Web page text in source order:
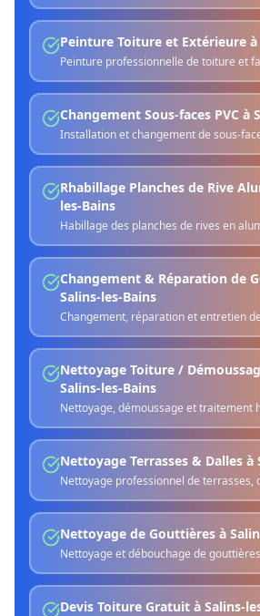
Peinture Toiture et Extérieure à
Peinture professionnelle de toiture et
Changement Sous-faces PVC à
Installation et changement de sous-
Rhabillage Planches de Rive
les-Bains
Habillage des planches de rives en
Changement & Réparation de
Salins-les-Bains
Changement, réparation et entretien
Nettoyage Toiture /
Salins-les-Bains
Nettoyage, démoussage et traitement
Nettoyage Terrasses & Dalles à
Nettoyage professionnel de terrasses,
Nettoyage de Gouttières à
Nettoyage et débouchage de gouttières
Devis Toiture Gratuit à Salins-